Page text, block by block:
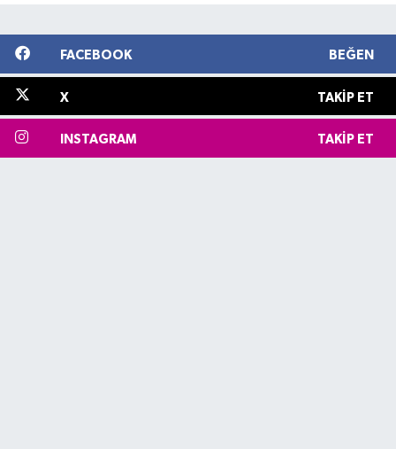
FACEBOOK BEĞEN
X TAKIP ET
INSTAGRAM TAKIP ET